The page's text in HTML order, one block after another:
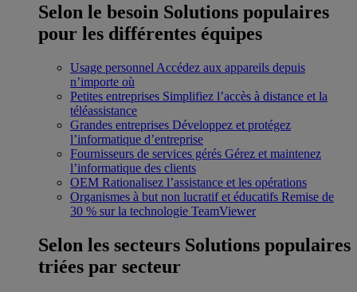
Selon le besoin Solutions populaires
pour les différentes équipes
Usage personnel Accédez aux appareils depuis
n’importe où
Petites entreprises Simplifiez l’accès à distance et la
téléassistance
Grandes entreprises Développez et protégez
l’informatique d’entreprise
Fournisseurs de services gérés Gérez et maintenez
l’informatique des clients
OEM Rationalisez l’assistance et les opérations
Organismes à but non lucratif et éducatifs Remise de
30 % sur la technologie TeamViewer
Selon les secteurs Solutions populaires
triées par secteur